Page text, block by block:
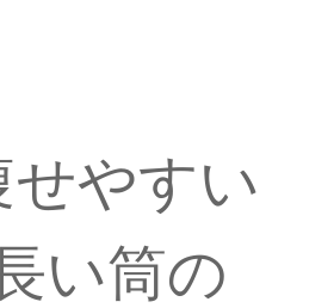
せやすい
い筒の